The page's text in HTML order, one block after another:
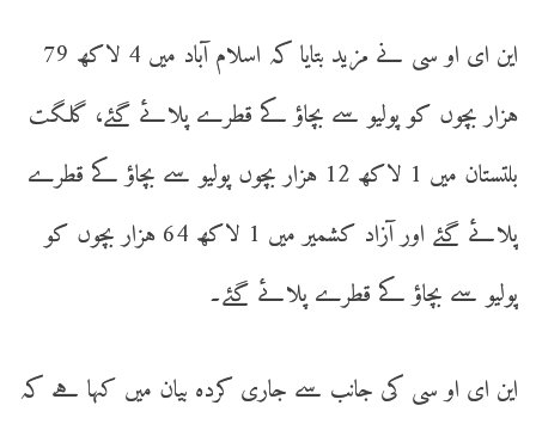
این ای او سی نے مزید بتایا کہ اسلام آباد میں 4 لاکھ 79
ہزار بچوں کو پولیو سے بچاؤ کے قطرے پلائے گئے، گلگت
بلتستان میں 1 لاکھ 12 ہزار بچوں پولیو سے بچاؤ کے قطرے
پلائے گئے اور آزاد کشمیر میں 1 لاکھ 64 ہزار بچوں کو
پولیو سے بچاؤ کے قطرے پلائے گئے۔
این ای او سی کی جانب سے جاری کردہ بیان میں کہا ہے کہ